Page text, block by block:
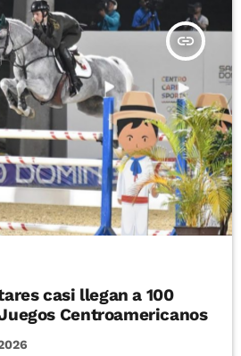
insert_link
casi llegan a 100
Centroamericanos